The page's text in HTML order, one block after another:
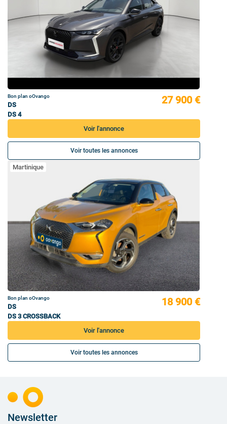
Bon plan oOvango
DS
DS 4
27 900 €
Voir l'annonce
Voir toutes les annonces
Martinique
Bon plan oOvango
DS
DS 3 CROSSBACK
18 900 €
Voir l'annonce
Voir toutes les annonces
Newsletter